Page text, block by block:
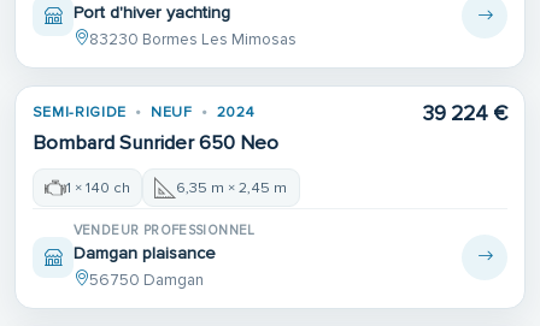
Port d'hiver yachting
83230 Bormes Les Mimosas
SEMI-RIGIDE NEUF 2024
Bombard Sunrider 650 Neo
39 224 €
1 × 140 ch 6,35 m × 2,45 m
VENDEUR PROFESSIONNEL
Damgan plaisance
56750 Damgan